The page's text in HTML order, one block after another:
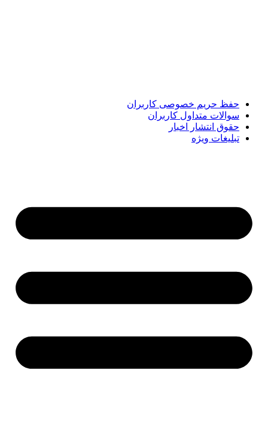
حفظ حریم خصوصی کاربران
سوالات متداول کاربران
حقوق انتشار اخبار
تبلیغات ویژه